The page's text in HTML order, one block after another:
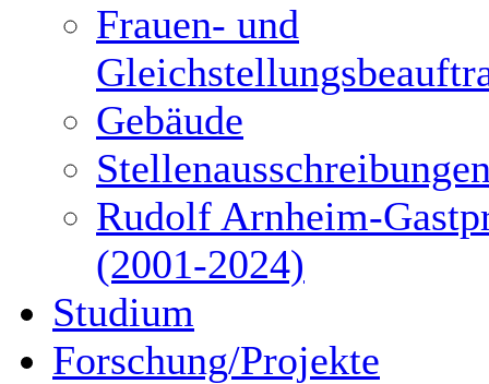
Frauen- und
Gebäude
Rudolf Arnheim-
(2001-2024)
Studium
Forschung/Projekte